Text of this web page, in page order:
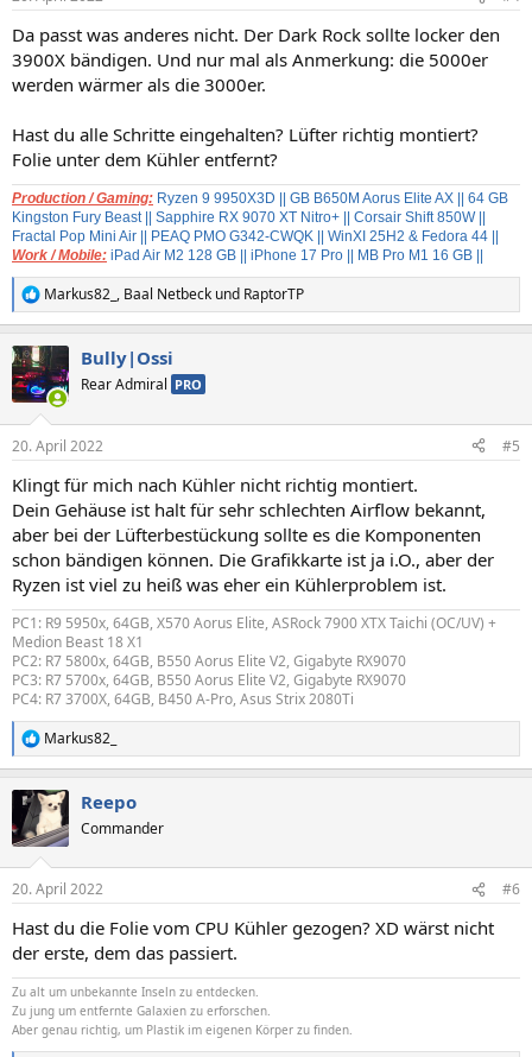
e
:
Da passt was anderes nicht. Der Dark Rock sollte locker den
3900X bändigen. Und nur mal als Anmerkung: die 5000er
werden wärmer als die 3000er.
Hast du alle Schritte eingehalten? Lüfter richtig montiert?
Folie unter dem Kühler entfernt?
Production / Gaming: Ryzen 9 9950X3D
|| GB B650M Aorus Elite AX || 64 GB
Kingston Fury Beast
|| Sapphire RX 9070 XT Nitro+
|| Corsair Shift 850W ||
Fractal Pop Mini Air || PEAQ PMO G342-CWQK
|| WinXI 25H2 & Fedora 44 ||
Work / Mobile: iPad Air M2 128 GB || iPhone 17 Pro || MB Pro M1 16 GB ||
R
e
k
t
i
e
:
Markus82_ , Baal Netbeck und RaptorTP
Bully|Ossi
Rear Admiral PRO
20. April 2022 #5
Klingt für mich nach Kühler nicht richtig montiert.
Dein Gehäuse ist halt für sehr schlechten Airflow bekannt,
aber bei der Lüfterbestückung sollte es die Komponenten
schon bändigen können. Die Grafikkarte ist ja i.O., aber der
Ryzen ist viel zu heiß was eher ein Kühlerproblem ist.
PC1: R9 5950x, 64GB, X570 Aorus Elite, ASRock 7900 XTX Taichi (OC/UV) +
Medion Beast 18 X1
PC2: R7 5800x, 64GB, B550 Aorus Elite V2, Gigabyte RX9070
PC3: R7 5700x, 64GB, B550 Aorus Elite V2, Gigabyte RX9070
PC4: R7 3700X, 64GB, B450 A-Pro, Asus Strix 2080Ti
R
e
k
t
i
e
:
Markus82_
Reepo
Commander
20. April 2022 #6
Hast du die Folie vom CPU Kühler gezogen? XD wärst nicht
der erste, dem das passiert.
Zu alt um unbekannte Inseln zu entdecken.
Zu jung um entfernte Galaxien zu erforschen.
Aber genau richtig, um Plastik im eigenen Körper zu finden.